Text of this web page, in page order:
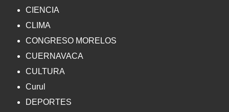
CIENCIA
CLIMA
CONGRESO MORELOS
CUERNAVACA
CULTURA
Curul
DEPORTES